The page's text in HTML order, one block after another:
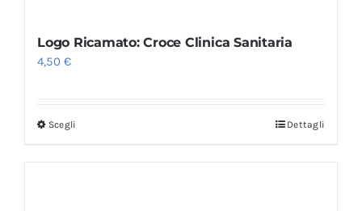
Logo Ricamato: Croce Clinica Sanitaria
4,50€
Scegli Dettagli